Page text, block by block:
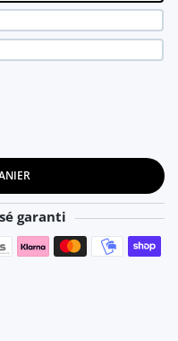
de Susi - Robe de soirée
de soirée Maxi Ajourée
garanti
de paiement